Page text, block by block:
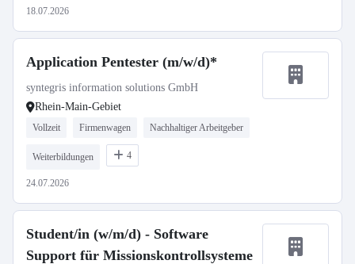
18.07.2026
Application Pentester (m/w/d)*
syntegris information solutions GmbH
Rhein-Main-Gebiet
Vollzeit Firmenwagen Nachhaltiger Arbeitgeber
Weiterbildungen 4
24.07.2026
Student/in (w/m/d) - Software
Support für Missionskontrollsysteme